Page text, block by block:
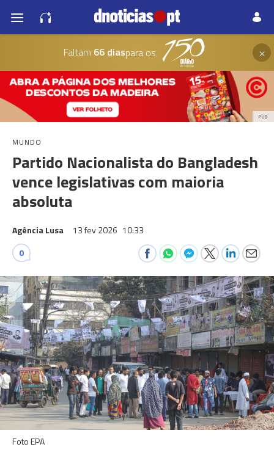
Faltam 66 diaspara os ×
PUB
MUNDO
Partido Nacionalista do Bangladesh
vence legislativas com maioria
absoluta
Agência Lusa 13 fev 2026 10:33
0
Foto EPA